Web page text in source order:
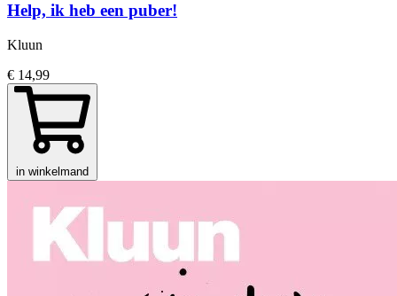
Help, ik heb een puber!
Kluun
€ 14,99
in winkelmand